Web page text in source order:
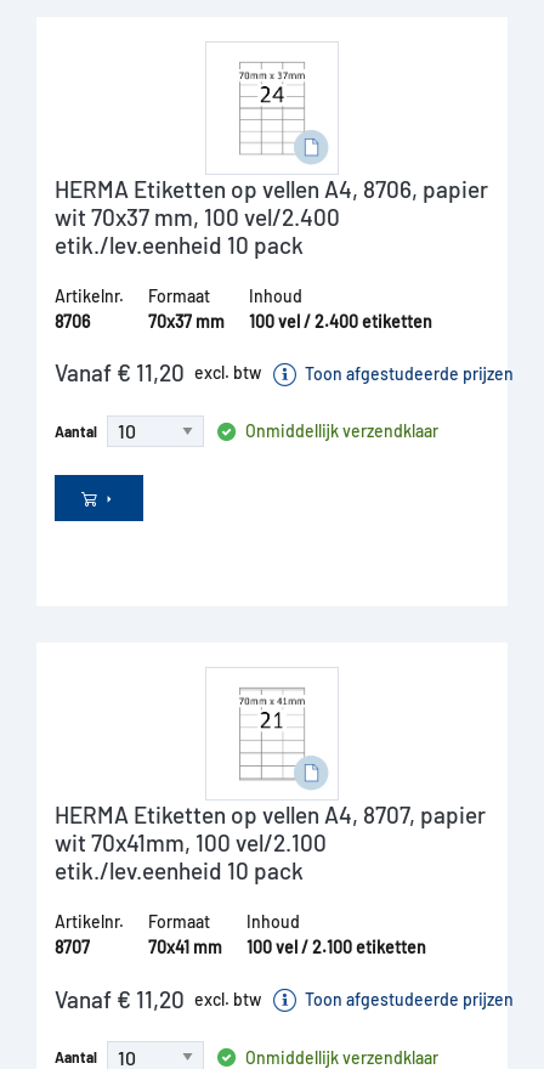
HERMA Etiketten op vellen A4, 8706, papier
wit 70x37 mm, 100 vel/2.400
etik./lev.eenheid 10 pack
Artikelnr.
8706
Formaat
70x37 mm
Inhoud
100 vel / 2.400 etiketten
Vanaf € 11,20 excl. btw Toon afgestudeerde prijzen
Aantal Onmiddellijk verzendklaar
HERMA Etiketten op vellen A4, 8707, papier
wit 70x41mm, 100 vel/2.100
etik./lev.eenheid 10 pack
Artikelnr.
8707
Formaat
70x41 mm
Inhoud
100 vel / 2.100 etiketten
Vanaf € 11,20 excl. btw Toon afgestudeerde prijzen
Aantal Onmiddellijk verzendklaar